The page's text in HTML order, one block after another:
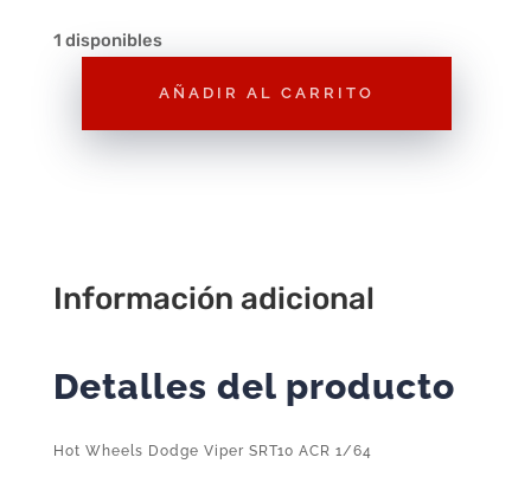
1 disponibles
1/64
cantidad
AÑADIR AL CARRITO
Información adicional
Detalles del producto
Hot Wheels Dodge Viper SRT10 ACR 1/64